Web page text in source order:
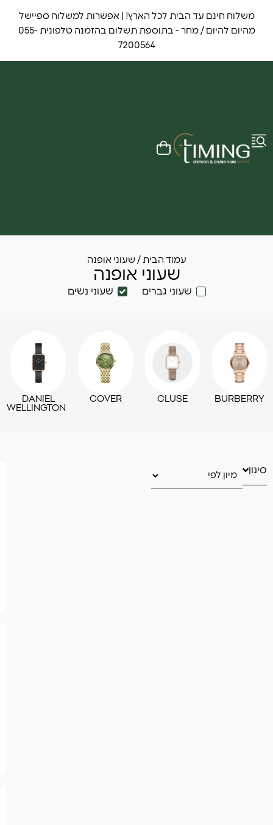
שעוני אופנה
משלוח חינם עד הבית לכל הארץ! | אפשרות למשלוח ספיישל
מהיום להיום / מחר - בתוספת תשלום בהזמנה טלפונית 055-
7200564
עמוד הבית / שעוני אופנה
שעוני אופנה
שעוני גברים שעוני נשים
BURBERRY
CLUSE
COVER
DANIEL
WELLINGTON
סינון